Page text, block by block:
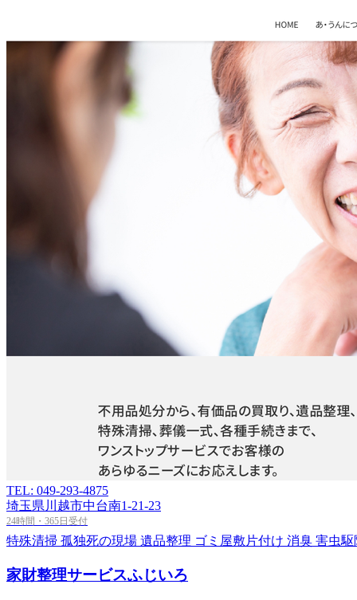
TEL: 049-293-4875
埼玉県川越市中台南1-21-23
24時間・365日受付
特殊清掃 孤独死の現場 遺品整理 ゴミ屋敷片付け 消臭 害虫駆
家財整理サービスふじいろ